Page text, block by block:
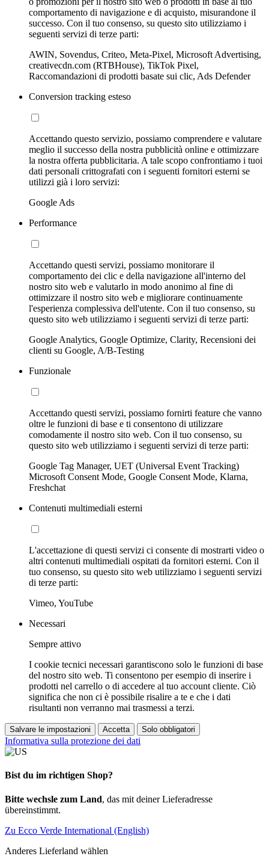
comportamento di navigazione e di acquisto, misurandone il
successo. Con il tuo consenso, su questo sito utilizziamo i
seguenti servizi di terze parti:
AWIN, Sovendus, Criteo, Meta-Pixel, Microsoft Advertising,
creativecdn.com (RTBHouse), TikTok Pixel,
Raccomandazioni di prodotti basate sui clic, Ads Defender
Conversion tracking esteso
Accettando questo servizio, possiamo comprendere e valutare
meglio il successo della nostra pubblicità online e ottimizzare
la nostra offerta pubblicitaria. A tale scopo confrontiamo i tuoi
dati personali crittografati con i seguenti fornitori esterni se
utilizzi già i loro servizi:
Google Ads
Performance
Accettando questi servizi, possiamo monitorare il
comportamento dei clic e della navigazione all'interno del
nostro sito web e valutarlo in modo anonimo al fine di
ottimizzare il nostro sito web e migliorare continuamente
l'esperienza complessiva dell'utente. Con il tuo consenso, su
questo sito web utilizziamo i seguenti servizi di terze parti:
Google Analytics, Google Optimize, Clarity, Recensioni dei
clienti su Google, A/B-Testing
Funzionale
Accettando questi servizi, possiamo fornirti feature che vanno
oltre le funzioni di base e ti consentono di utilizzare
comodamente il nostro sito web. Con il tuo consenso, su
questo sito web utilizziamo i seguenti servizi di terze parti:
Google Tag Manager, UET (Universal Event Tracking)
Microsoft Consent Mode, Google Consent Mode, Klarna,
Freshchat
Contenuti multimediali esterni
L'accettazione di questi servizi ci consente di mostrarti video o
altri contenuti multimediali ospitati da fornitori esterni. Con il
tuo consenso, su questo sito web utilizziamo i seguenti servizi
di terze parti:
Vimeo, YouTube
Necessari
Sempre attivo
I cookie tecnici necessari garantiscono solo le funzioni di base
del nostro sito web. Ti consentono per esempio di inserire i
prodotti nel carrello o di accedere al tuo account cliente. Ciò
significa che non ci è possibile risalire a te e che i dati
risultanti non verranno mai trasmessi a terzi.
Salvare le impostazioni Accetta Solo obbligatori
Informativa sulla protezione dei dati
Bist du im richtigen Shop?
Bitte wechsle zum Land, das mit deiner Lieferadresse
übereinstimmt.
Zu Ecco Verde International (English)
Anderes Lieferland wählen